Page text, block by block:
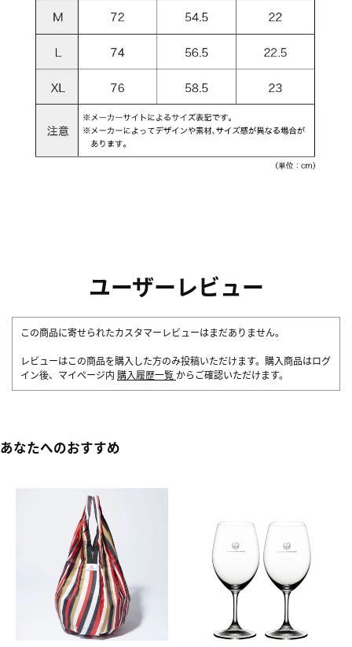
ユーザーレビュー
この商品に寄せられたカスタマーレビューはまだありません。
レビューはこの商品を購入した方のみ投稿いただけます。購入商品はログ
イン後、マイページ内 購入履歴一覧 からご確認いただけます。
あなたへのおすすめ